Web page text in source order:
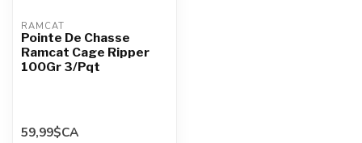
RAMCAT
Pointe De Chasse
Ramcat Cage Ripper
100Gr 3/Pqt
59,99$CA